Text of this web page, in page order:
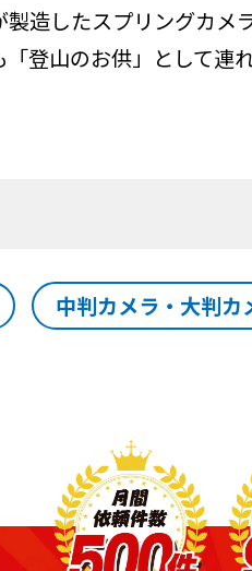
製造したスプリングカ
登山のお供」として連
中判カメラ・大判カ